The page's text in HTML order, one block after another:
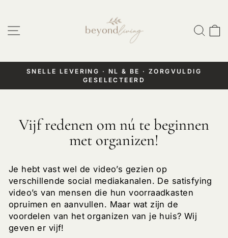
artikel
Pauzeer
SNELLE LEVERING · NL & BE · ZORGVULDIG
GESELECTEERD
Vijf redenen om nú te beginnen
met organizen!
Je hebt vast wel de video’s gezien op
verschillende social mediakanalen. De satisfying
video’s van mensen die hun voorraadkasten
opruimen en aanvullen. Maar wat zijn de
voordelen van het organizen van je huis? Wij
geven er vijf!